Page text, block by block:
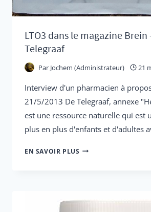
LTO3 dans le magazine Brein
Telegraaf
Par Jochem (Administrateur) 21
Interview d'un pharmacien à
21/5/2013 De Telegraaf, annexe
est une ressource naturelle qui est
plus en plus d'enfants et d'adultes
EN SAVOIR PLUS LTO3